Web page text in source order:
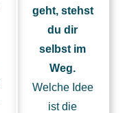
geht, stehst
du dir
selbst im
Weg.
Welche Idee
ist die